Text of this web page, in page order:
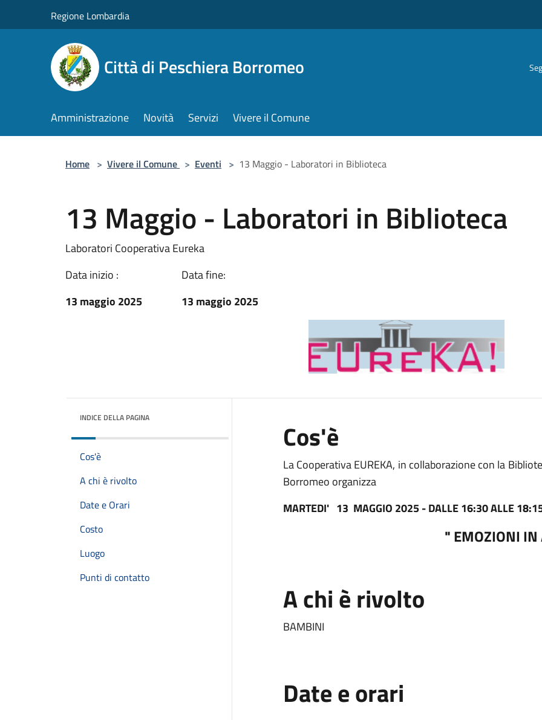
Regione Lombardia
Città di Peschiera Borromeo
Amministrazione Novità Servizi Vivere il Comune
Home > Vivere il Comune > Eventi > 13 Maggio - Laboratori in Biblioteca
13 Maggio - Laboratori in Biblioteca
Laboratori Cooperativa Eureka
Data inizio :
13 maggio 2025
Data fine:
13 maggio 2025
INDICE DELLA PAGINA
Cos'è
A chi è rivolto
Date e Orari
Costo
Luogo
Punti di contatto
Cos'è
La Cooperativa EUREKA, in collaborazione con la
Borromeo organizza
MARTEDI' 13 MAGGIO 2025 - DALLE 16:30 ALLE
" EMOZIONI
A chi è rivolto
BAMBINI
Date e orari